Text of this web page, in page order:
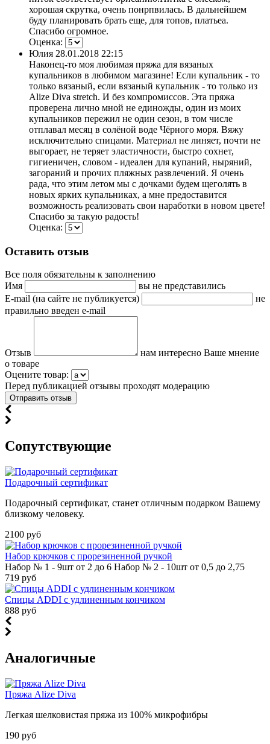
хорошая скрутка, очень понрпвилась. В дальнейшем
буду планировать брать еще, для топов, платьеа.
Спасибо огромное.
Оценка:
Юлия 28.01.2018 22:15
Наконец-то моя любимая пряжа для вязаных
купальников в любимом магазине! Если купальник - то
только вязаный, если вязаный купальник - то только из
Alize Diva stretch. И без компромиссов. Эта пряжа
проверена лично мной не единожды, один из моих
купальников пережил не один сезон, в том числе
отплавал месяц в солёной воде Чёрного моря. Вяжу
исключительно спицами. Материал не линяет, почти не
выгорает, не теряет эластичности, быстро сохнет,
гигиеничен, словом - идеален для купаний, ныряний,
загораний и прочих пляжных развлечений. Я очень
рада, что этим летом мы с дочками будем щеголять в
новых ярких купальниках, а мне предоставится
возможность реализовать свои наработки в новом цвете!
Спасибо за такую радость!
Оценка:
Оставить отзыв
Все поля обязательны к заполнению
Имя
вы не представились
E-mail (на сайте не публикуется)
не
правильно введен e-mail
Отзыв
нам интересно Ваше мнение
о товаре
Оцените товар:
Перед публикацией отзывы проходят модерацию
Cопутствующие
Подарочный сертификат
Подарочный сертификат, станет отличным подарком Вашему
близкому человеку.
2100 руб
Набор крючков с прорезиненной ручкой
Набор № 1 - 9шт от 2 до 6 Набор № 2 - 10шт от 0,5 до 2,75
719 руб
Спицы ADDI c удлиненным кончиком
888 руб
Аналогичные
Пряжа Alize Diva
Легкая шелковистая пряжа из 100% микрофибры
190 руб